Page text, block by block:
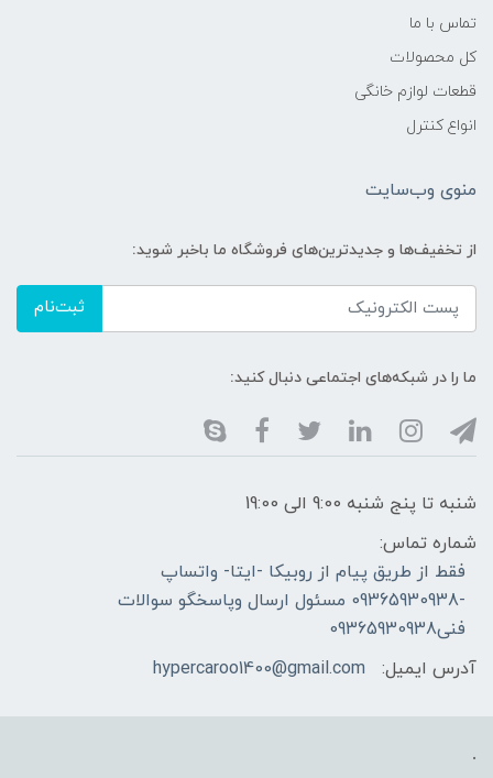
تماس با ما
کل محصولات
قطعات لوازم خانگی
انواع کنترل
منوی وب‌سایت
از تخفیف‌ها و جدیدترین‌های فروشگاه ما باخبر شوید:
ثبت‌نام
ما را در شبکه‌های اجتماعی دنبال کنید:
شنبه تا پنج شنبه 9:00 الی 19:00
شماره تماس:
فقط از طریق پیام از روبیکا -ایتا- واتساپ
-09365930938 مسئول ارسال وپاسخگو سوالات
فنی09365930938
آدرس ایمیل:
hypercaroo1400@gmail.com
.